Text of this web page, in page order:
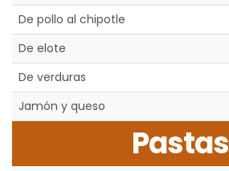
De pollo al chipotle
De elote
De verduras
Jamón y queso
Pastas